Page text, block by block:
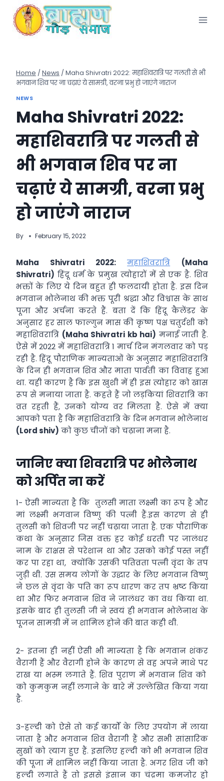
content
Home / News / Maha Shivratri 2022: महाशिवरात्रि पर गलती से भी
भगवान शिव पर ना चढ़ाएं ये सामग्री, वरना प्रभु हो जाएंगे नाराज
NEWS
Maha Shivratri 2022:
महाशिवरात्रि पर गलती से
भी भगवान शिव पर ना
चढ़ाएं ये सामग्री, वरना प्रभु
हो जाएंगे नाराज
By February 15, 2022
Maha Shivratri 2022: महाशिवरात्रि
(Maha
Shivratri) हिंदू धर्म के प्रमुख त्योहारों में से एक है. शिव
भक्तों के लिए ये दिन बहुत ही फलदायी होता है. इस दिन
भगवान भोलेनाथ की भक्त पूरी श्रद्धा और विश्वास के साथ
पूजा और अर्चना करते हैं. बता दें कि हिंदू कैलेंडर के
अनुसार हर साल फाल्गुन मास की कृष्ण पक्ष चतुर्दशी को
महाशिवरात्रि (Maha Shivratri kb hai) मनाई जाती है.
ऐसे में 2022 में महाशिवरात्रि 1 मार्च दिन मंगलवार को पड़
रही है. हिंदू पौराणिक मान्यताओं के अनुसार महाशिवरात्रि
के दिन ही भगवान शिव और माता पार्वती का विवाह हुआ
था. यही कारण है कि इस खुशी में ही इस त्योहार को खास
रूप से मनाया जाता है. कहते हैं जो लड़कियां शिवरात्रि का
व्रत रहती हैं, उनको योग्य वर मिलता है. ऐसे में क्या
आपको पता है कि महाशिवरात्रि के दिन भगवान भोलेनाथ
(Lord shiv) को कुछ चीजों को चढ़ाना मना है.
जानिए क्या शिवरात्रि पर भोलेनाथ
को अर्पित ना करें
1- ऐसी मान्यता है कि तुलसी माता लक्ष्मी का रूप है और
मां लक्ष्मी भगवान विष्णु की पत्नी हैं.इस कारण से ही
तुलसी को शिवजी पर नहीं चढ़ाया जाता है. एक पौराणिक
कथा के अनुसार जिस वक्त हर कोई धरती पर जालंधर
नाम के राक्षस से परेशान था और उसको कोई पस्त नहीं
कर पा रहा था, क्योंकि उसकी पतिव्रता पत्नी वृंदा के तप
जुड़ी थी. उस समय लोगों के उद्धार के लिए भगवान विष्णु
ने छल से वृंदा के पति का रूप धारण कर तप भ्रष्ट किया
था और फिर भगवान शिव ने जालंधर का वध किया था.
इसके बाद ही तुलसी जी ने स्वयं ही भगवान भोलेनाथ के
पूजन सामग्री में न शामिल होने की बात कही थी.
2- इतना ही नहीं ऐसी भी मान्यता है कि भगवान शंकर
वैरागी हैं और वैरागी होने के कारण से वह अपने माथे पर
राख या भस्म लगाते हैं. शिव पुराण में भगवान शिव को
को कुमकुम नहीं लगाने के बारे में उल्लेखित किया गया
है.
3-हल्दी को ऐसे तो कई कार्यों के लिए उपयोग में लाया
जाता है और भगवान शिव वैरागी हैं और सभी सांसारिक
सुखों को त्याग हुए हैं. इसलिए हल्दी को भी भगवान शिव
की पूजा में शामिल नहीं किया जाता है. अगर शिव जी को
हल्दी लगाते हैं तो इससे इंसान का चंद्रमा कमजोर हो